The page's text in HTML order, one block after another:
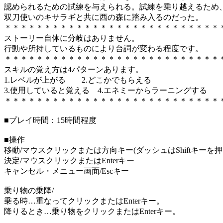
認められるための試練を与えられる。試練を乗り越えるため、
双刀使いのキサラギと共に西の森に踏み入るのだった。
＊＊＊＊＊＊＊＊＊＊＊＊＊＊＊＊＊＊＊＊＊＊＊＊＊＊＊
ストーリー自体に分岐はありません。
行動や所持しているものにより台詞が変わる程度です。
＊＊＊＊＊＊＊＊＊＊＊＊＊＊＊＊＊＊＊＊＊＊＊＊＊＊＊
スキルの覚え方は4パターンあります。
1.レベルが上がる 2.どこかでもらえる
3.使用していると覚える 4.エネミーからラーニングする
＊＊＊＊＊＊＊＊＊＊＊＊＊＊＊＊＊＊＊＊＊＊＊＊＊＊＊
■プレイ時間：15時間程度
■操作
移動/マウスクリックまたは方向キー(ダッシュはShiftキ
決定/マウスクリックまたはEnterキー
キャンセル・メニュー画面/Escキー
乗り物の乗降/
乗る時…重なってクリックまたはEnterキー。
降りるとき…乗り物をクリックまたはEnterキー。